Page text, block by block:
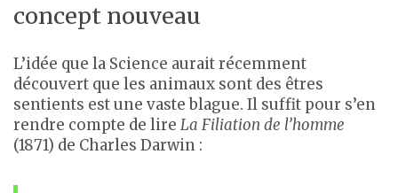
concept nouveau
L’idée que la Science aurait récemment
découvert que les animaux sont des êtres
sentients est une vaste blague. Il suffit pour s’en
rendre compte de lire La Filiation de l’homme
(1871) de Charles Darwin :